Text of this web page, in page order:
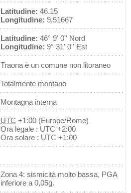
Latitudine: 46.15
Longitudine: 9.51667
Latitudine: 46° 9' 0'' Nord
Longitudine: 9° 31' 0'' Est
Traona è un comune non litoraneo
Totalmente montano
Montagna interna
UTC +1:00 (Europe/Rome)
Ora legale : UTC +2:00
Ora solare : UTC +1:00
Zona 4: sismicità molto bassa, PGA
inferiore a 0,05g.